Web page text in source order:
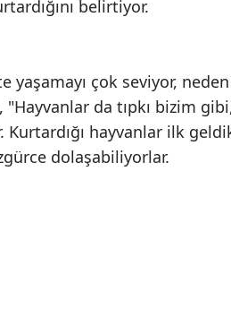
belirtiyor.
yaşamayı çok seviyor,
da tıpkı bizim
Kurtardığı hayvanlar ilk
dolaşabiliyorlar.